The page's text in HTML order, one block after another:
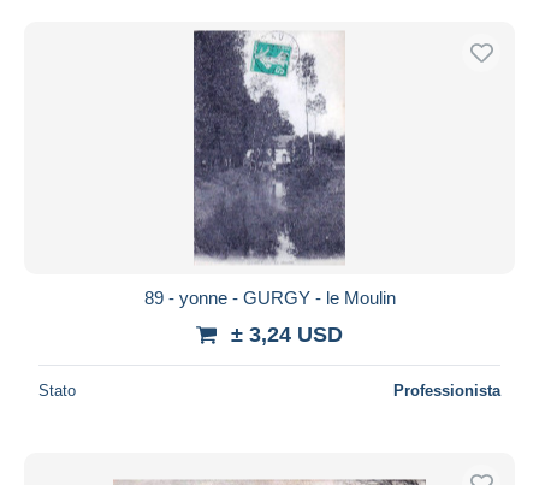
89 - yonne - GURGY - le Moulin
± 3,24 USD
Stato Professionista